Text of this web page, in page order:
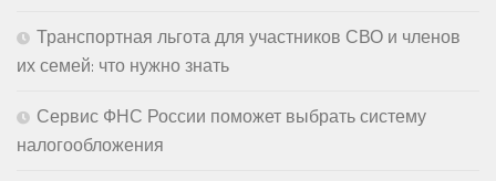
Транспортная льгота для участников СВО и членов
их семей: что нужно знать
Сервис ФНС России поможет выбрать систему
налогообложения